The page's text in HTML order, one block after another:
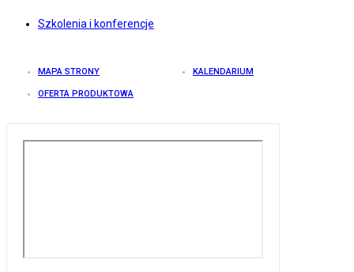
Szkolenia i konferencje
MAPA STRONY KALENDARIUM
OFERTA PRODUKTOWA